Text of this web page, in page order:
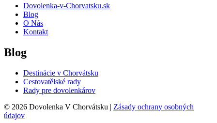
Dovolenka-v-Chorvatsku.sk
Blog
O Nás
Kontakt
Blog
Destinácie v Chorvátsku
Cestovatělské rady
Rady pre dovolenkárov
© 2026 Dovolenka V Chorvátsku | Zásady ochrany osobných
údajov